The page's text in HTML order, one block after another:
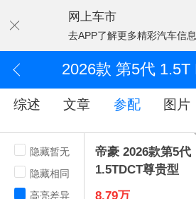
网上车市
去APP了解更多精彩汽车信息
综述 文章 参配 图片
隐藏暂无
隐藏相同
高亮差异
帝豪 2026款第5代
1.5TDCT尊贵型
8.79万